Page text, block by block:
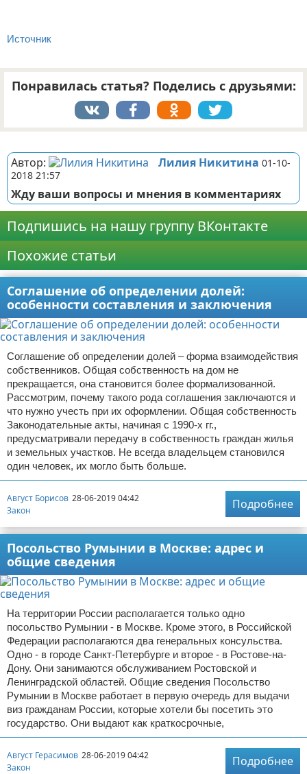
Источник
Понравилась статья? Поделись с друзьями:
Автор: Лилия Никитина 01-10-
2018 21:57
Жду ваши вопросы и мнения в комментариях
Подпишись на нашу группу ВКонтакте
Похожие статьи
Соглашение об определении долей:
особенности составления и заключения
Соглашение об определении долей – форма взаимодействия
собственников. Общая собственность на дом не
прекращается, она становится более формализованной.
Рассмотрим, почему такого рода соглашения заключаются и
что нужно учесть при их оформлении. Общая собственность
Законодательные акты, начиная с 1990-х гг.,
предусматривали передачу в собственность граждан жилья
и земельных участков. Не всегда владельцем становился
один человек, их могло быть больше.
Август Борисов 28-06-2019 04:42
Закон
Подробнее
Посольство Румынии в Москве: адрес и
общие сведения
На территории России располагается только одно
посольство Румынии - в Москве. Кроме этого, в Российской
Федерации располагаются два генеральных консульства.
Одно - в городе Санкт-Петербурге и второе - в Ростове-на-
Дону. Они занимаются обслуживанием Ростовской и
Ленинградской областей. Общие сведения Посольство
Румынии в Москве работает в первую очередь для выдачи
виз гражданам России, которые хотели бы посетить это
государство. Они выдают как краткосрочные,
Август Герасимов 28-06-2019 04:42
Закон
Подробнее